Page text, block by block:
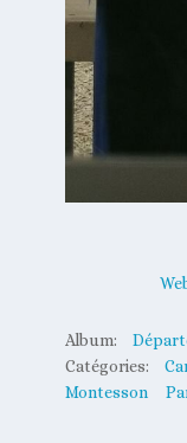
Album:
Catégories:
Montesson